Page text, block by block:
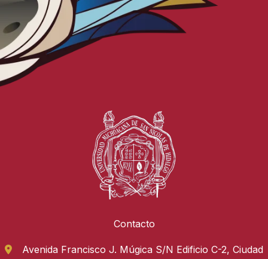
Contacto
Avenida Francisco J. Múgica S/N Edificio C-2, Ciudad